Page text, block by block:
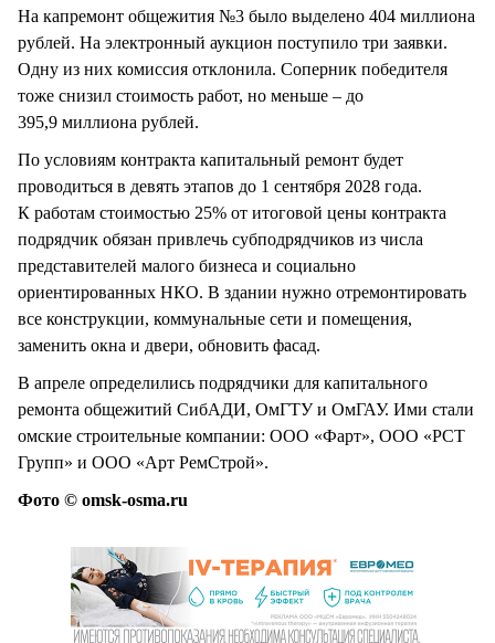
На капремонт общежития №3 было выделено 404 миллиона
рублей. На электронный аукцион поступило три заявки.
Одну из них комиссия отклонила. Соперник победителя
тоже снизил стоимость работ, но меньше – до
395,9 миллиона рублей.
По условиям контракта капитальный ремонт будет
проводиться в девять этапов до 1 сентября 2028 года.
К работам стоимостью 25% от итоговой цены контракта
подрядчик обязан привлечь субподрядчиков из числа
представителей малого бизнеса и социально
ориентированных НКО. В здании нужно отремонтировать
все конструкции, коммунальные сети и помещения,
заменить окна и двери, обновить фасад.
В апреле определились подрядчики для капитального
ремонта общежитий СибАДИ, ОмГТУ и ОмГАУ. Ими стали
омские строительные компании: ООО «Фарт», ООО «РСТ
Групп» и ООО «Арт РемСтрой».
Фото © omsk-osma.ru